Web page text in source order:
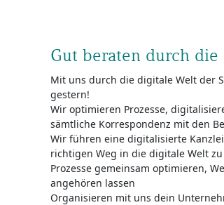
Gut beraten durch
Mit uns durch die digitale Welt der
gestern!
Wir optimieren Prozesse,
sämtliche Korrespondenz mit den
Wir führen eine digitalisierte
richtigen Weg in die digitale Welt
Prozesse gemeinsam optimieren,
angehören lassen
Organisieren mit uns dein